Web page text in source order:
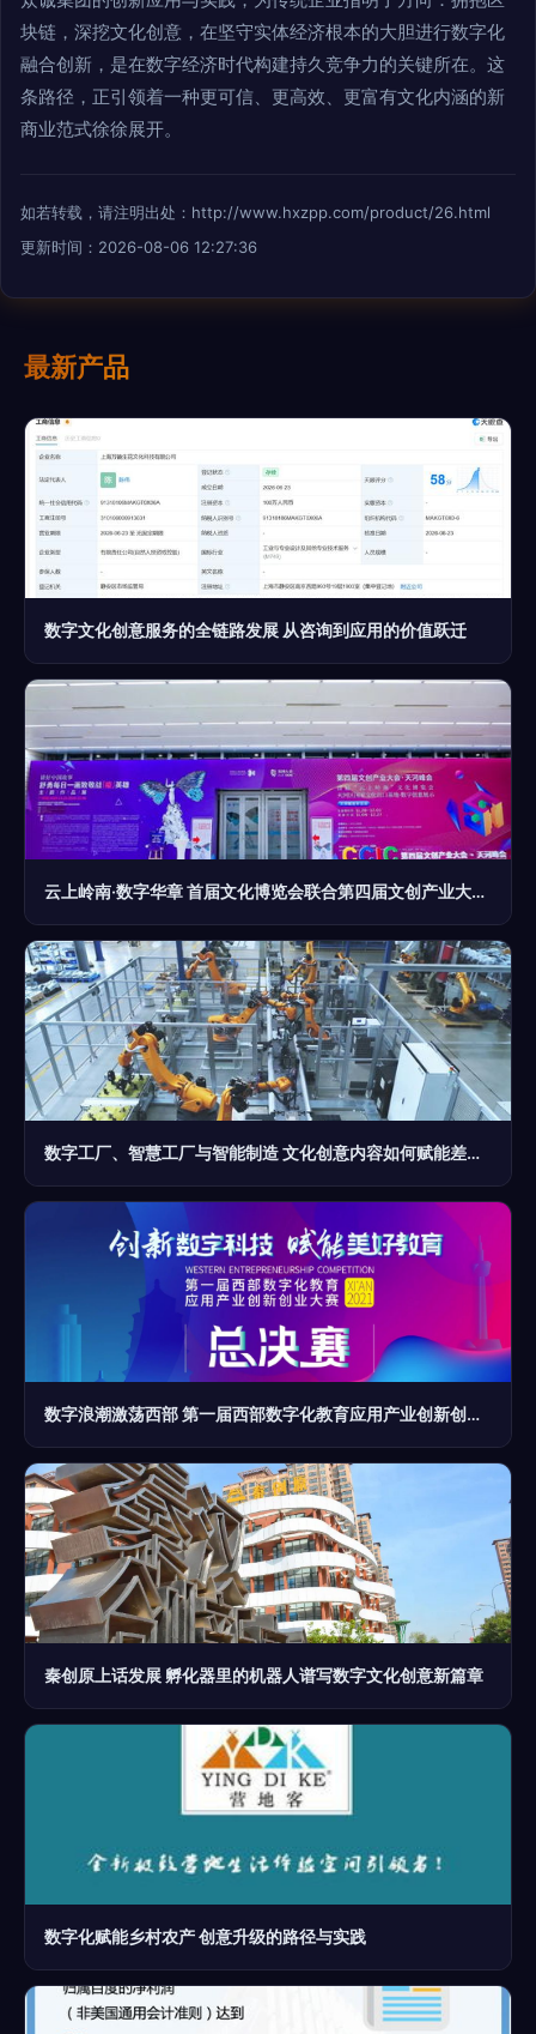
块链，深挖文化创意，在坚守实体经济根本的大胆进行数字化
融合创新，是在数字经济时代构建持久竞争力的关键所在。这
条路径，正引领着一种更可信、更高效、更富有文化内涵的新
商业范式徐徐展开。
如若转载，请注明出处：http://www.hxzpp.com/product/26.html
更新时间：2026-08-06 12:27:36
最新产品
数字文化创意服务的全链路发展 从咨询到应用的价值跃迁
云上岭南·数字华章 首届文化博览会联合第四届文创产业大会天河峰会亮相羊城
数字工厂、智慧工厂与智能制造 文化创意内容如何赋能差异升级？
数字浪潮激荡西部 第一届西部数字化教育应用产业创新创业大赛决赛开幕
秦创原上话发展 孵化器里的机器人谱写数字文化创意新篇章
数字化赋能乡村农产 创意升级的路径与实践